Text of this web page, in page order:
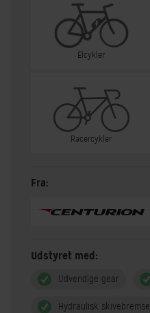
Elcykler
Racercykler
Fra:
Udstyret med:
Udvendige gear
Hydraulisk skivebremse